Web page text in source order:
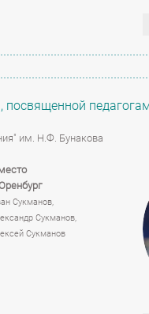
им. Н.Ф. Бунакова
Сукманов,
Сукманов,
Сукманов